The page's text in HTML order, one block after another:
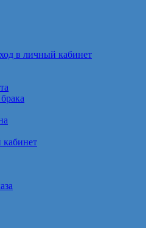
в личный кабинет